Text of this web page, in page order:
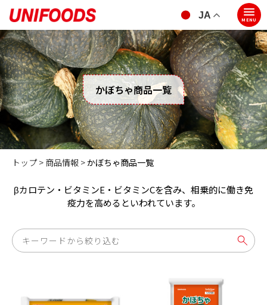
MENU
かぼちゃ商品一覧
トップ > 商品情報 >かぼちゃ商品一覧
βカロテン・ビタミンE・ビタミンCを含み、相乗的に働き免
疫力を高めるといわれています。
JA